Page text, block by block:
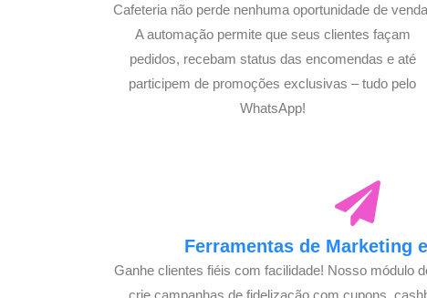
Cafeteria não perde nenhuma oportunidade de
A automação permite que seus clientes façam
pedidos, recebam status das encomendas e até
participem de promoções exclusivas – tudo pelo
WhatsApp!
Ferramentas de Marketing
Ganhe clientes fiéis com facilidade! Nosso módulo
crie campanhas de fidelização com cupons,